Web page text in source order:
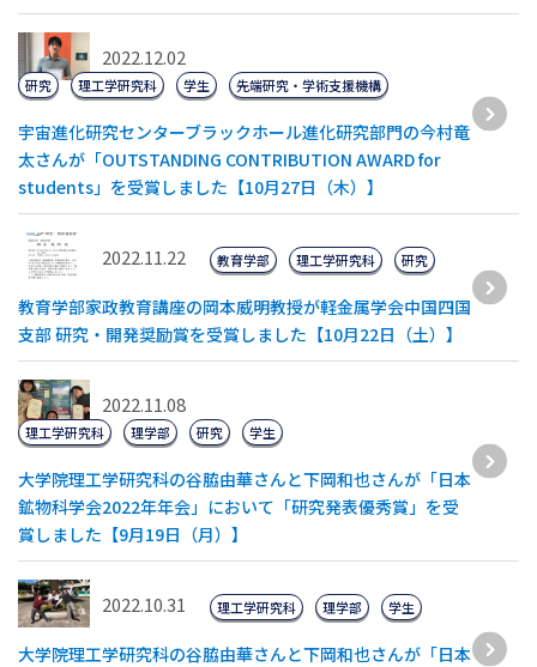
2022.12.02
宇宙進化研究センターブラックホール進化研究部門の今村竜
太さんが「OUTSTANDING CONTRIBUTION AWARD for
students」を受賞しました【10月27日（木）】
研究 理工学研究科 学生 先端研究・学術支援機構
2022.11.22
教育学部家政教育講座の岡本威明教授が軽金属学会中国四国
支部 研究・開発奨励賞を受賞しました【10月22日（土）】
教育学部 理工学研究科 研究
2022.11.08
大学院理工学研究科の谷脇由華さんと下岡和也さんが「日本
鉱物科学会2022年年会」において「研究発表優秀賞」を受
賞しました【9月19日（月）】
理工学研究科 理学部 研究 学生
2022.10.31
大学院理工学研究科の谷脇由華さんと下岡和也さんが「日本
理工学研究科 理学部 学生